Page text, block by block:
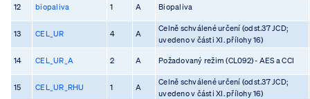
12 biopaliva 1 A Biopaliva
13 CEL_UR 4 A
Celně schválené určení (odst.37 JCD;
uvedeno v části XI. přílohy 16)
14 CEL_UR_A 2 A Požadovaný režim (CL092) - AES a CCI
15 CEL_UR_RHU 1 A
Celně schválené určení (odst.37 JCD;
uvedeno v části XI. přílohy 16)